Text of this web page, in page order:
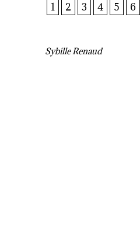
1 2 3 4 5 6
Sybille Renaud